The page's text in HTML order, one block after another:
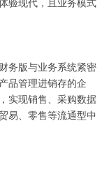
务版与业务系统紧密
品管理进销存的企
实现销售、采购数据
易、零售等流通型中